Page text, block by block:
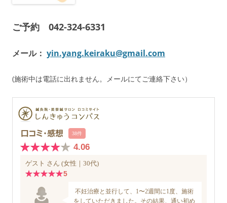
ご予約 042-324-6331
メール： yin.yang.keiraku@gmail.com
(施術中は電話に出れません。メールにてご連絡下さい）